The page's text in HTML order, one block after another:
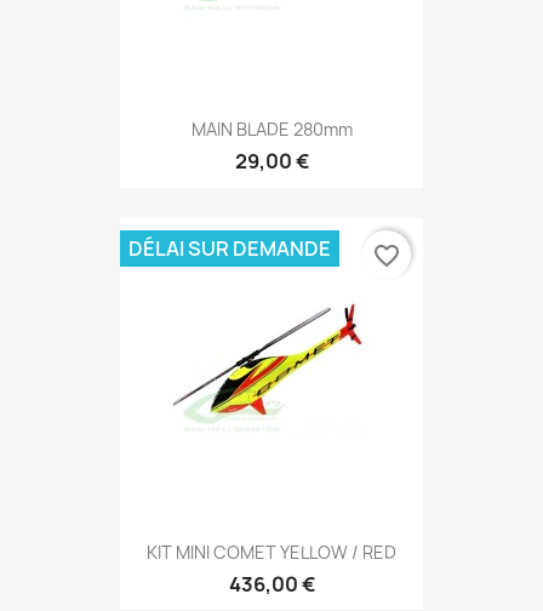
MAIN BLADE 280mm
29,00 €
KIT MINI COMET YELLOW / RED
436,00 €
DÉLAI SUR DEMANDE favorite_border